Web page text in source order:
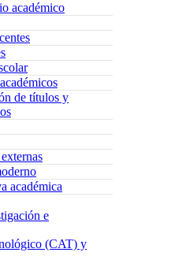
académico
de títulos y
académica
e
(CAT) y